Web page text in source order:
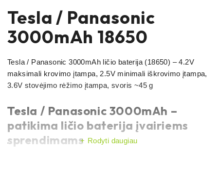
Tesla / Panasonic
3000mAh 18650
Tesla / Panasonic 3000mAh ličio baterija (18650) – 4.2V
maksimali krovimo įtampa, 2.5V minimali iškrovimo įtampa,
3.6V stovėjimo rėžimo įtampa, svoris ~45 g
Tesla / Panasonic 3000mAh –
patikima ličio baterija įvairiems
sprendimams Rodyti daugiau